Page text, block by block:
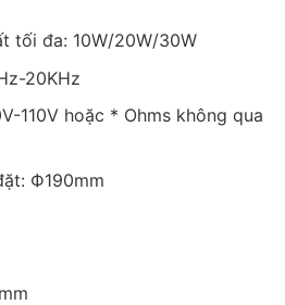
tối đa: 10W/20W/30W
20KHz
110V hoặc * Ohms không qua
Ф190mm